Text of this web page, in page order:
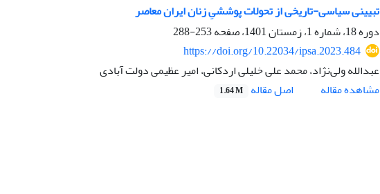
تبیینی سیاسی-تاریخی از تحولات پوششیِ زنان ایران معاصر
دوره 18، شماره 1، زمستان 1401، صفحه
253-288
https://doi.org/10.22034/ipsa.2023.484
عبدالله ولی‌نژاد، محمد علی خلیلی اردکانی، امیر عظیمی دولت آبادی
مشاهده مقاله
اصل مقاله 1.64 M